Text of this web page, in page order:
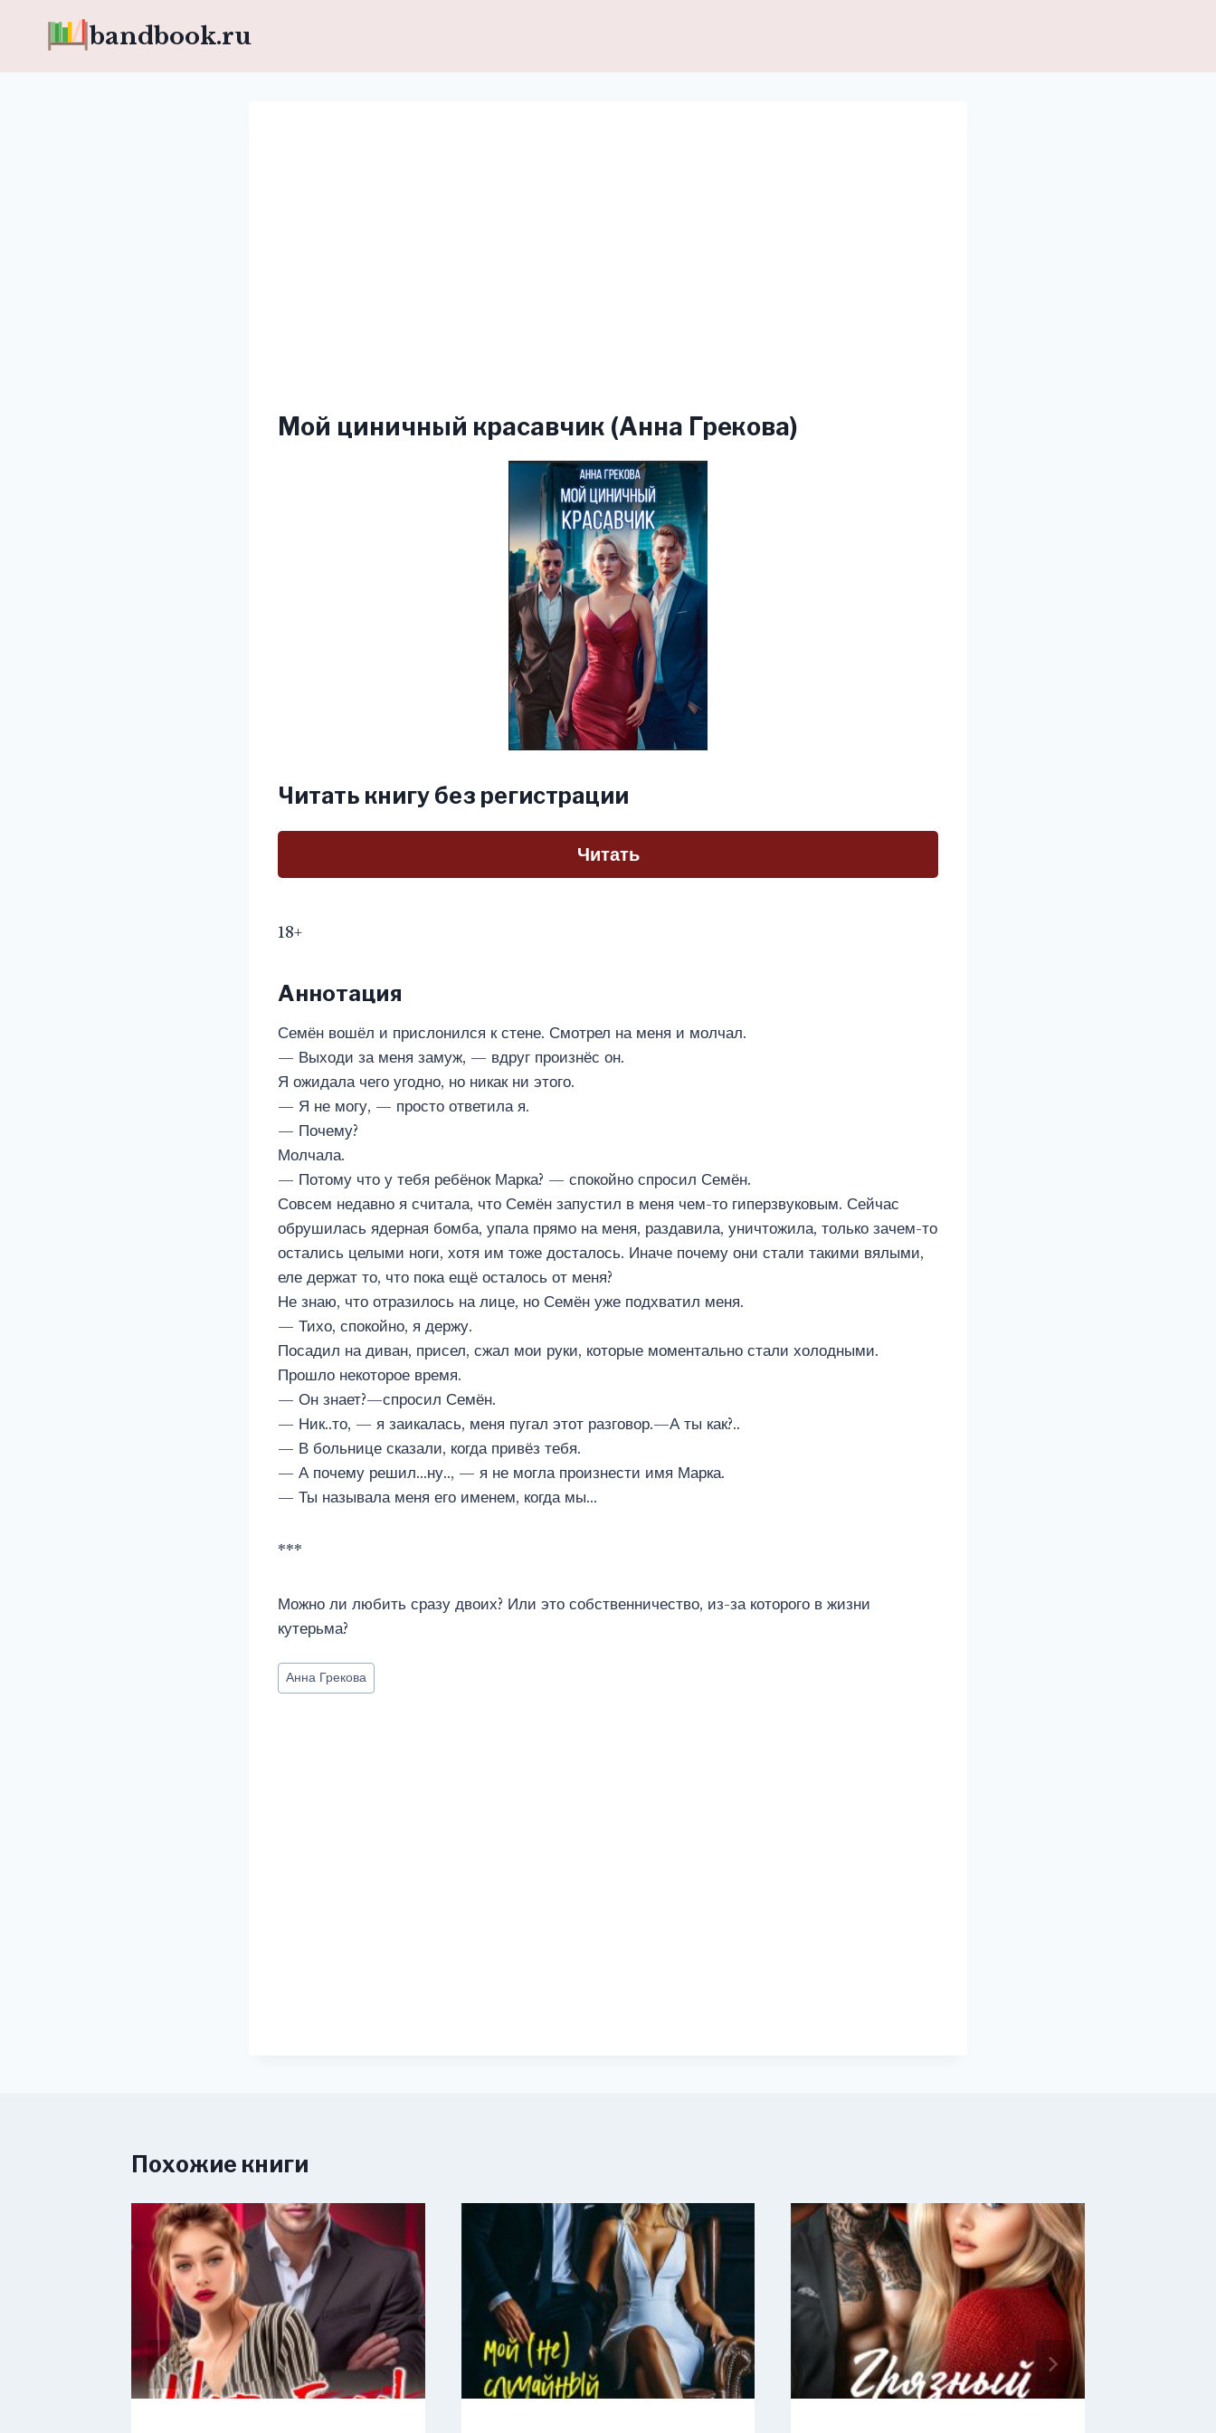
bandbook.ru
Мой циничный красавчик (Анна Грекова)
Читать книгу без регистрации
Читать
18+
Аннотация
Семён вошёл и прислонился к стене. Смотрел на меня и молчал.
— Выходи за меня замуж, — вдруг произнёс он.
Я ожидала чего угодно, но никак ни этого.
— Я не могу, — просто ответила я.
— Почему?
Молчала.
— Потому что у тебя ребёнок Марка? — спокойно спросил Семён.
Совсем недавно я считала, что Семён запустил в меня чем-то гиперзвуковым. Сейчас
обрушилась ядерная бомба, упала прямо на меня, раздавила, уничтожила, только зачем-то
остались целыми ноги, хотя им тоже досталось. Иначе почему они стали такими вялыми,
еле держат то, что пока ещё осталось от меня?
Не знаю, что отразилось на лице, но Семён уже подхватил меня.
— Тихо, спокойно, я держу.
Посадил на диван, присел, сжал мои руки, которые моментально стали холодными.
Прошло некоторое время.
— Он знает?—спросил Семён.
— Ник..то, — я заикалась, меня пугал этот разговор.—А ты как?..
— В больнице сказали, когда привёз тебя.
— А почему решил…ну.., — я не могла произнести имя Марка.
— Ты называла меня его именем, когда мы…
***
Можно ли любить сразу двоих? Или это собственничество, из-за которого в жизни
кутерьма?
Метки
записи:
Анна Грекова
Похожие книги